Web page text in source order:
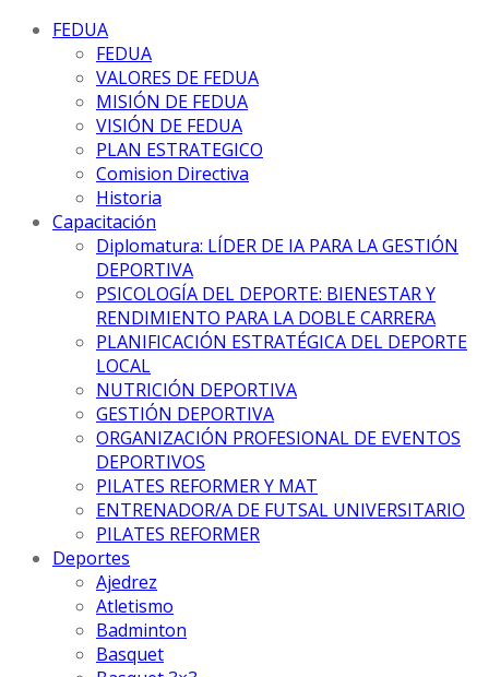
FEDUA
FEDUA
VALORES DE FEDUA
MISIÓN DE FEDUA
VISIÓN DE FEDUA
PLAN ESTRATEGICO
Comision Directiva
Historia
Capacitación
Diplomatura: LÍDER DE IA PARA LA GESTIÓN
DEPORTIVA
PSICOLOGÍA DEL DEPORTE: BIENESTAR Y
RENDIMIENTO PARA LA DOBLE CARRERA
PLANIFICACIÓN ESTRATÉGICA DEL DEPORTE
LOCAL
NUTRICIÓN DEPORTIVA
GESTIÓN DEPORTIVA
ORGANIZACIÓN PROFESIONAL DE EVENTOS
DEPORTIVOS
PILATES REFORMER Y MAT
ENTRENADOR/A DE FUTSAL UNIVERSITARIO
PILATES REFORMER
Deportes
Ajedrez
Atletismo
Badminton
Basquet